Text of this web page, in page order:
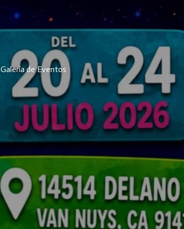
Galería de Eventos